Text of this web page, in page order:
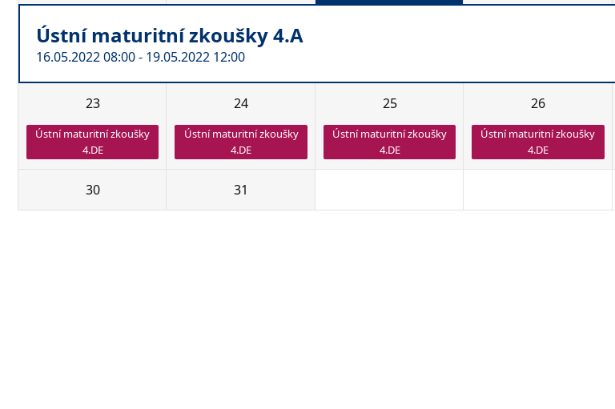
Ústní maturitní zkoušky 4.A
16.05.2022 08:00 - 19.05.2022 12:00
23
Ústní maturitní zkoušky
4.DE
24
Ústní maturitní zkoušky
4.DE
25
Ústní maturitní zkoušky
4.DE
26
Ústní maturitní zkoušky
4.DE
30 31